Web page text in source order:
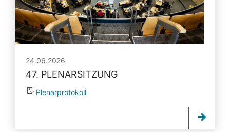
24.06.2026
47. PLENARSITZUNG
Plenarprotokoll